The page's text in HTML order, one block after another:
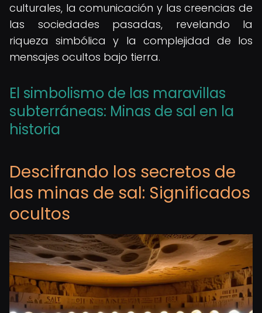
culturales, la comunicación y las creencias de
las sociedades pasadas, revelando la
riqueza simbólica y la complejidad de los
mensajes ocultos bajo tierra.
El simbolismo de las maravillas
subterráneas: Minas de sal en la
historia
Descifrando los secretos de
las minas de sal: Significados
ocultos